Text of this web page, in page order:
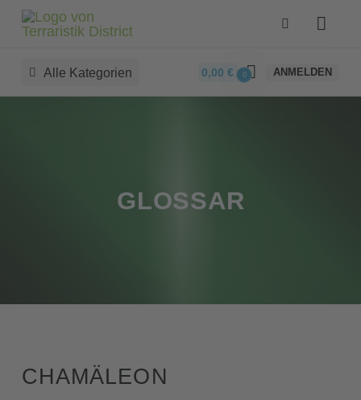
Alle Kategorien 0,00€ 0 ANMELDEN
GLOSSAR
CHAMÄLEON